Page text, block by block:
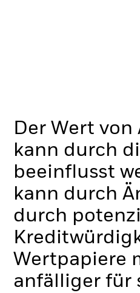
Der Wert
kann durch
beeinflusst
kann durch
durch
Wertpapiere
anfälliger für